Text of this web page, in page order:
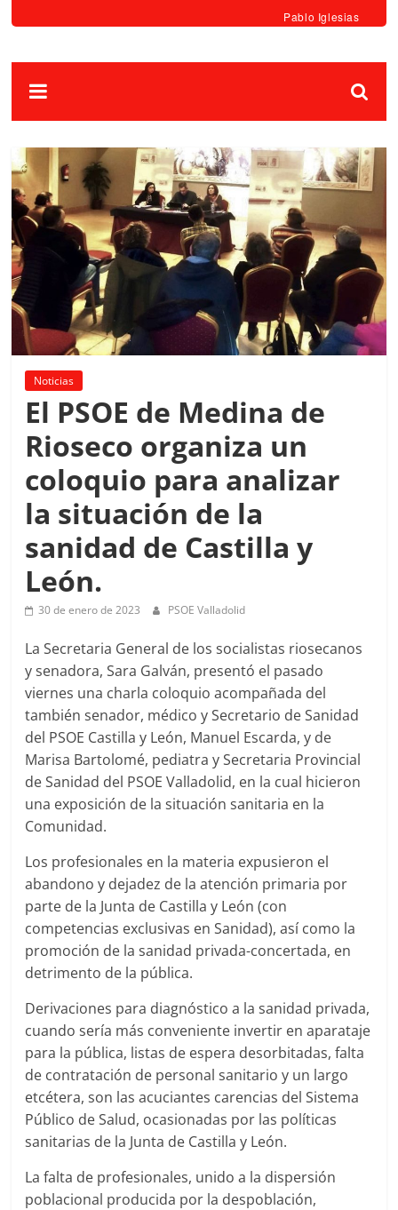
Pablo Iglesias
Noticias
El PSOE de Medina de
Rioseco organiza un
coloquio para analizar
la situación de la
sanidad de Castilla y
León.
30 de enero de 2023 PSOE Valladolid
La Secretaria General de los socialistas riosecanos
y senadora, Sara Galván, presentó el pasado
viernes una charla coloquio acompañada del
también senador, médico y Secretario de Sanidad
del PSOE Castilla y León, Manuel Escarda, y de
Marisa Bartolomé, pediatra y Secretaria Provincial
de Sanidad del PSOE Valladolid, en la cual hicieron
una exposición de la situación sanitaria en la
Comunidad.
Los profesionales en la materia expusieron el
abandono y dejadez de la atención primaria por
parte de la Junta de Castilla y León (con
competencias exclusivas en Sanidad), así como la
promoción de la sanidad privada-concertada, en
detrimento de la pública.
Derivaciones para diagnóstico a la sanidad privada,
cuando sería más conveniente invertir en aparataje
para la pública, listas de espera desorbitadas, falta
de contratación de personal sanitario y un largo
etcétera, son las acuciantes carencias del Sistema
Público de Salud, ocasionadas por las políticas
sanitarias de la Junta de Castilla y León.
La falta de profesionales, unido a la dispersión
poblacional producida por la despoblación,